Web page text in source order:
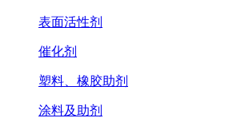
表面活性剂
催化剂
塑料、橡胶助剂
涂料及助剂